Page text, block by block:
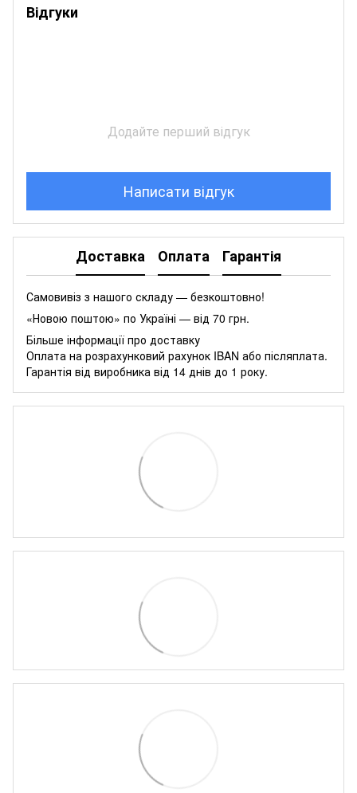
Відгуки
Додайте перший відгук
Написати відгук
Доставка Оплата Гарантія
Самовивіз з нашого складу — безкоштовно!
«Новою поштою» по Україні — від 70 грн.
Більше інформації про доставку
Оплата на розрахунковий рахунок IBAN або післяплата.
Гарантія від виробника від 14 днів до 1 року.